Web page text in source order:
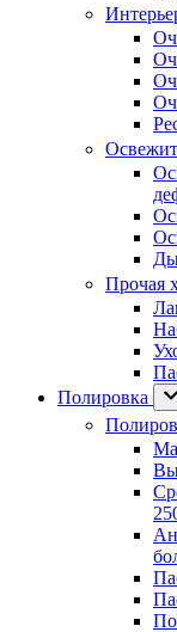
Прочая
Полировка